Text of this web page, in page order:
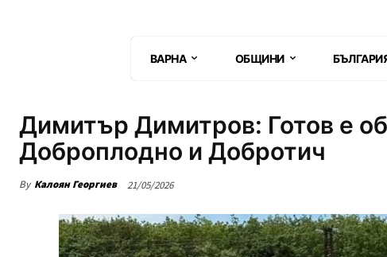
ВАРНА ОБЩИНИ
Димитър Димитров: Готов е
Доброплодно и Добротич
By Калоян Георгиев 21/05/2026